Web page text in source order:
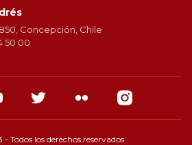
Concepción, Chile
50 00
- Todos los derechos reservados